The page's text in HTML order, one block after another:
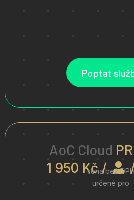
Poptat
AoC Cloud
1 950 Kč / /
cena bez DPH
určené pro